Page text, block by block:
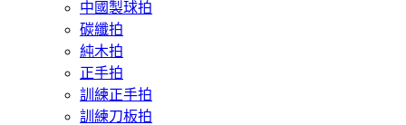
中國製球拍
碳纖拍
純木拍
正手拍
訓練正手拍
訓練刀板拍